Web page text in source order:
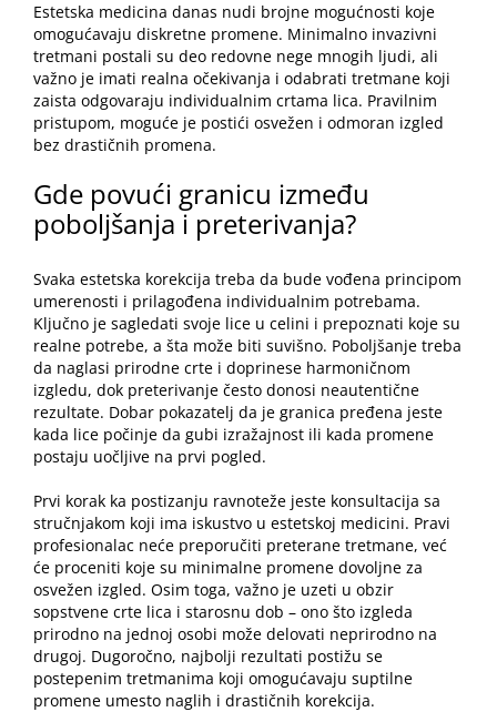
Estetska medicina danas nudi brojne mogućnosti koje
omogućavaju diskretne promene. Minimalno invazivni
tretmani postali su deo redovne nege mnogih ljudi, ali
važno je imati realna očekivanja i odabrati tretmane koji
zaista odgovaraju individualnim crtama lica. Pravilnim
pristupom, moguće je postići osvežen i odmoran izgled
bez drastičnih promena.
Gde povući granicu između
poboljšanja i preterivanja?
Svaka estetska korekcija treba da bude vođena principom
umerenosti i prilagođena individualnim potrebama.
Ključno je sagledati svoje lice u celini i prepoznati koje su
realne potrebe, a šta može biti suvišno. Poboljšanje treba
da naglasi prirodne crte i doprinese harmoničnom
izgledu, dok preterivanje često donosi neautentične
rezultate. Dobar pokazatelj da je granica pređena jeste
kada lice počinje da gubi izražajnost ili kada promene
postaju uočljive na prvi pogled.
Prvi korak ka postizanju ravnoteže jeste konsultacija sa
stručnjakom koji ima iskustvo u estetskoj medicini. Pravi
profesionalac neće preporučiti preterane tretmane, već
će proceniti koje su minimalne promene dovoljne za
osvežen izgled. Osim toga, važno je uzeti u obzir
sopstvene crte lica i starosnu dob – ono što izgleda
prirodno na jednoj osobi može delovati neprirodno na
drugoj. Dugoročno, najbolji rezultati postižu se
postepenim tretmanima koji omogućavaju suptilne
promene umesto naglih i drastičnih korekcija.